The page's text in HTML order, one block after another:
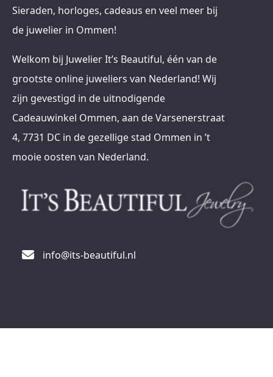
Sieraden, horloges, cadeaus en veel meer bij
de juwelier in Ommen!
Welkom bij Juwelier It’s Beautiful, één van de
grootste online juweliers van Nederland! Wij
zijn gevestigd in de uitnodigende
Cadeauwinkel Ommen, aan de Varsenerstraat
4, 7731 DC in de gezellige stad Ommen in ’t
mooie oosten van Nederland.
info@its-beautiful.nl